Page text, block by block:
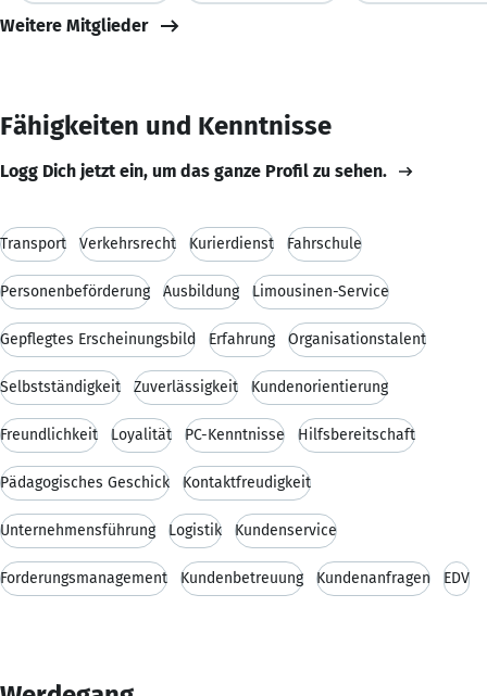
Weitere Mitglieder
Fähigkeiten und Kenntnisse
Logg Dich jetzt ein, um das ganze Profil zu sehen.
Transport Verkehrsrecht Kurierdienst Fahrschule
Personenbeförderung Ausbildung Limousinen-Service
Gepflegtes Erscheinungsbild Erfahrung Organisationstalent
Selbstständigkeit Zuverlässigkeit Kundenorientierung
Freundlichkeit Loyalität PC-Kenntnisse Hilfsbereitschaft
Pädagogisches Geschick Kontaktfreudigkeit
Unternehmensführung Logistik Kundenservice
Forderungsmanagement Kundenbetreuung Kundenanfragen EDV